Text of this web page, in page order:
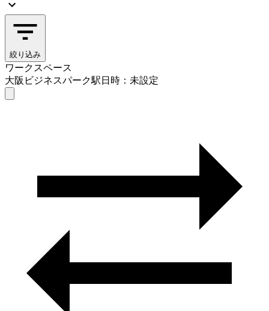
絞り込み
ワークスペース
大阪ビジネスパーク駅日時：未設定